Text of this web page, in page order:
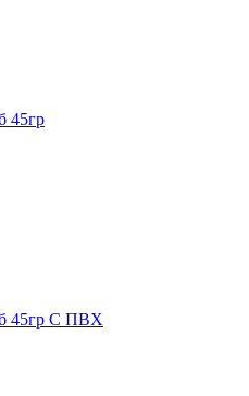
45гр
б 45гр С ПВХ